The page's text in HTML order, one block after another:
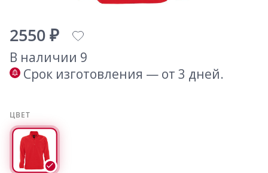
2550 ₽
В наличии 9
Срок изготовления — от 3 дней.
ЦВЕТ